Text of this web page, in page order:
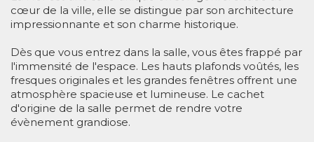
cœur de la ville, elle se distingue par son architecture
impressionnante et son charme historique.
Dès que vous entrez dans la salle, vous êtes frappé par
l'immensité de l'espace. Les hauts plafonds voûtés, les
fresques originales et les grandes fenêtres offrent une
atmosphère spacieuse et lumineuse. Le cachet
d'origine de la salle permet de rendre votre
évènement grandiose.